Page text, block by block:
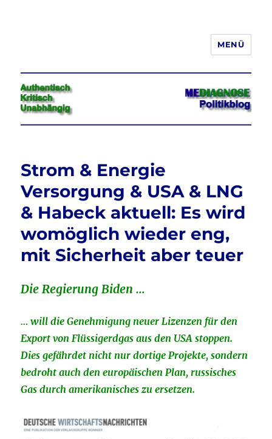
Jeder hat das Recht, seine
Meinung in Wort, Schrift und Bild
frei zu äußern und zu verbreiten
MENÜ
Strom & Energie
Versorgung & USA & LNG
& Habeck aktuell: Es wird
womöglich wieder eng,
mit Sicherheit aber teuer
Die Regierung Biden …
… will die Genehmigung neuer Lizenzen für den
Export von Flüssigerdgas aus den USA stoppen.
Dies gefährdet nicht nur dortige Projekte, sondern
bedroht auch den europäischen Plan, russisches
Gas durch amerikanisches zu ersetzen.